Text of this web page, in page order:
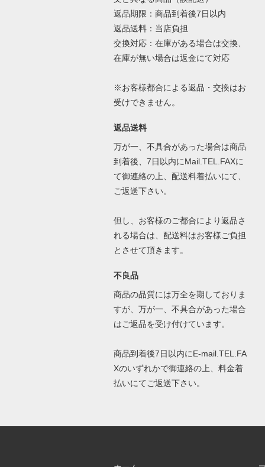
返品期限：商品到着後7日以内
返品送料：当店負担
交換対応：在庫がある場合は交換、
在庫が無い場合は返金にて対応
※お客様都合による返品・交換はお
受けできません。
返品送料
万が一、不具合があった場合は商品
到着後、7日以内にMail.TEL.FAXに
て御連絡の上、配送料着払いにて、
ご返送下さい。
但し、お客様のご都合により返品さ
れる場合は、配送料はお客様ご負担
とさせて頂きます。
不良品
商品の品質には万全を期しておりま
すが、万が一、不具合があった場合
はご返品を受け付けています。
商品到着後7日以内にE-mail.TEL.FA
Xのいずれかで御連絡の上、料金着
払いにてご返送下さい。